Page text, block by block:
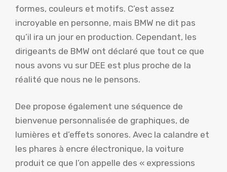
formes, couleurs et motifs. C’est assez
incroyable en personne, mais BMW ne dit pas
qu’il ira un jour en production. Cependant, les
dirigeants de BMW ont déclaré que tout ce que
nous avons vu sur DEE est plus proche de la
réalité que nous ne le pensons.
Dee propose également une séquence de
bienvenue personnalisée de graphiques, de
lumières et d’effets sonores. Avec la calandre et
les phares à encre électronique, la voiture
produit ce que l’on appelle des « expressions